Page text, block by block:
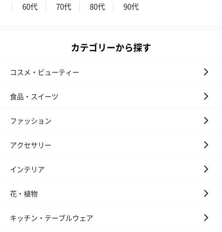
スイーツを同梱してお届けいたします。ギフトへの＋αにおすすめ
60代
70代 80代 90代
カテゴリーから探す
コスメ・ビューティー
食品・スイーツ
ファッション
アクセサリー
インテリア
花・植物
キッチン・テーブルウェア